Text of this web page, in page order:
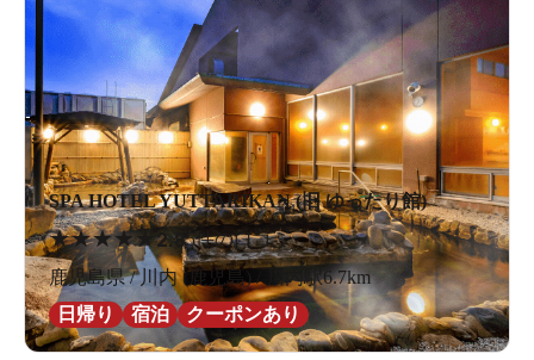
SPA HOTEL YUTTARIKAN (旧 ゆったり館)
★★★★★2.85件の口コミ
鹿児島県 / 川内 (鹿児島) / 川内駅6.7km
日帰り
宿泊 クーポンあり